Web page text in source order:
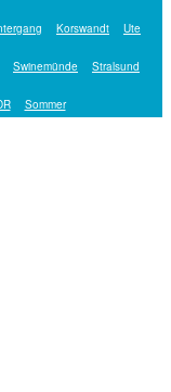
Korswandt Ute
Swinemünde Stralsund
Sommer